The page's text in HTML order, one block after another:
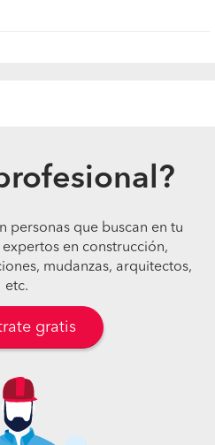
personas que buscan en tu
en construcción,
mudanzas, arquitectos,
etc.
gratis